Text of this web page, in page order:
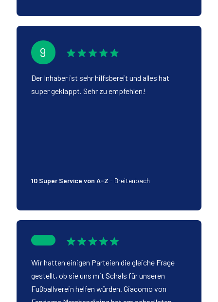
9
Der Inhaber ist sehr hilfsbereit und alles hat
super geklappt. Sehr zu empfehlen!
10 Super Service von A-Z - Breitenbach
Wir hatten einigen Parteien die gleiche Frage
gestellt, ob sie uns mit Schals für unseren
Fußballverein helfen würden. Giacomo von